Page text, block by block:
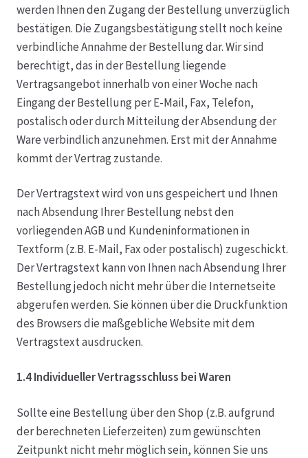
Mein Konto
Produktion
Pfingstrosen aus eigener Produktion
Shop
Speise- & Zierkürbisse aus eigener Produktion
Team
Trauerfloristik
Unser Betrieb
Karriere
Warenkorb
Widerruf
werden Ihnen den Zugang der Bestellung unverzüglich
bestätigen. Die Zugangsbestätigung stellt noch keine
verbindliche Annahme der Bestellung dar. Wir sind
berechtigt, das in der Bestellung liegende
Vertragsangebot innerhalb von einer Woche nach
Eingang der Bestellung per E-Mail, Fax, Telefon,
postalisch oder durch Mitteilung der Absendung der
Ware verbindlich anzunehmen. Erst mit der Annahme
kommt der Vertrag zustande.
Der Vertragstext wird von uns gespeichert und Ihnen
nach Absendung Ihrer Bestellung nebst den
vorliegenden AGB und Kundeninformationen in
Textform (z.B. E-Mail, Fax oder postalisch) zugeschickt.
Der Vertragstext kann von Ihnen nach Absendung Ihrer
Bestellung jedoch nicht mehr über die Internetseite
abgerufen werden. Sie können über die Druckfunktion
des Browsers die maßgebliche Website mit dem
Vertragstext ausdrucken.
1.4 Individueller Vertragsschluss bei Waren
Sollte eine Bestellung über den Shop (z.B. aufgrund
der berechneten Lieferzeiten) zum gewünschten
Zeitpunkt nicht mehr möglich sein, können Sie uns